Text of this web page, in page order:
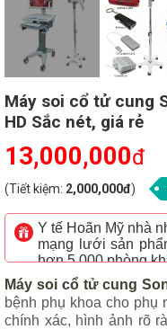
Máy soi cổ tử cung
HD Sắc nét, giá rẻ
13,000,000đ
(Tiết kiệm: 2,000,000đ)
Y tế Hoãn Mỹ nhà
mạng lưới sản
hơn 5.000 phòng
Máy soi cổ tử cung
bệnh phụ khoa cho phụ
chính xác, hình ảnh rõ